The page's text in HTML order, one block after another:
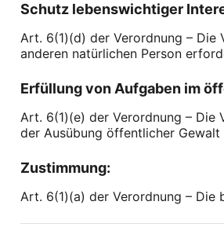
Schutz lebenswichtiger
Art. 6(1)(d) der Verordnung –
anderen natürlichen Person
Erfüllung von Aufgaben im
Art. 6(1)(e) der Verordnung –
der Ausübung öffentlicher Gewalt
Zustimmung:
Art. 6(1)(a) der Verordnung – Die